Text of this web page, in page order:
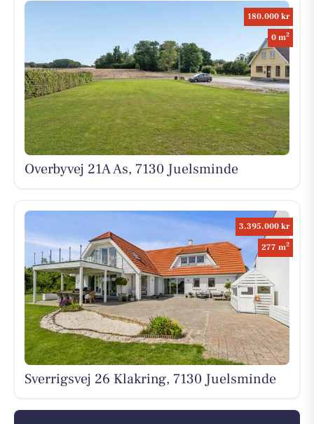
180.000 kr
0 m2
Overbyvej 21A As, 7130 Juelsminde
3.395.000 kr
277 m2
Sverrigsvej 26 Klakring, 7130 Juelsminde